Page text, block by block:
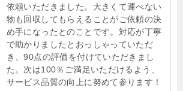
依頼いただきました。大きくて運べない
物も回収してもらえることがご依頼の決
め手になったとのことです。対応が丁寧
で助かりましたとおっしゃっていただ
き、90点の評価を付けていただきまし
た。次は100％ご満足いただけるよう、
サービス品質の向上に努めて参ります！